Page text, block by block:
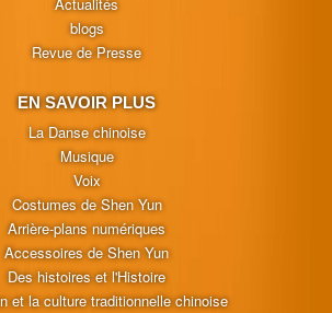
Actualités
blogs
Revue de Presse
EN SAVOIR PLUS
La Danse chinoise
Musique
Voix
Costumes de Shen Yun
Arrière-plans numériques
Accessoires de Shen Yun
Des histoires et l'Histoire
et la culture traditionnelle chinoise